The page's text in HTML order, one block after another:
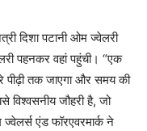
दिशा पटानी ओम ज्वेलरी
पहनकर वहां पहुंची। “एक
पीढ़ी तक जाएगा और समय की
जौहरी है, जो
एंड फॉरएवरमार्क ने